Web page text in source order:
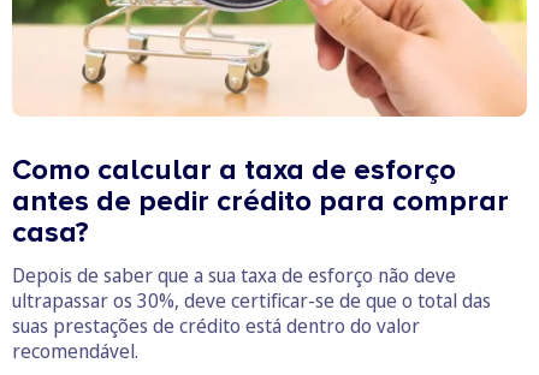
Como calcular a taxa de esforço
antes de pedir crédito para comprar
casa?
Depois de saber que a sua taxa de esforço não deve
ultrapassar os 30%, deve certificar-se de que o total das
suas prestações de crédito está dentro do valor
recomendável.